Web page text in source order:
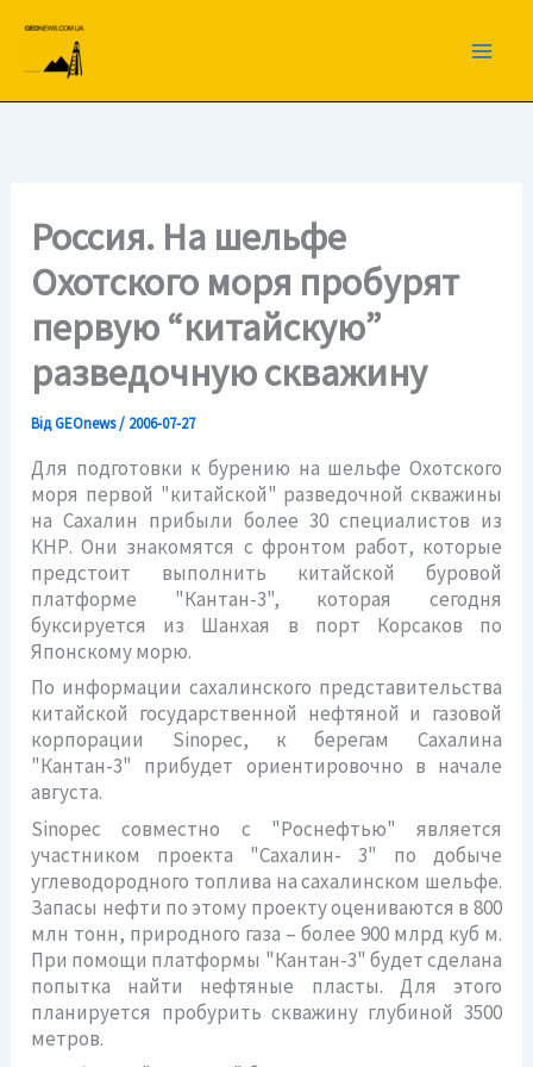
вмісту
Россия. На шельфе
Охотского моря пробурят
первую “китайскую”
разведочную скважину
ВідGEOnews/ 2006-07-27
Для подготовки к бурению на шельфе Охотского
моря первой "китайской" разведочной скважины
на Сахалин прибыли более 30 специалистов из
КНР. Они знакомятся с фронтом работ, которые
предстоит выполнить китайской буровой
платформе "Кантан-3", которая сегодня
буксируется из Шанхая в порт Корсаков по
Японскому морю.
По информации сахалинского представительства
китайской государственной нефтяной и газовой
корпорации Sinopec, к берегам Сахалина
"Кантан-3" прибудет ориентировочно в начале
августа.
Sinopec совместно с "Роснефтью" является
участником проекта "Сахалин- 3" по добыче
углеводородного топлива на сахалинском шельфе.
Запасы нефти по этому проекту оцениваются в 800
млн тонн, природного газа – более 900 млрд куб м.
При помощи платформы "Кантан-3" будет сделана
попытка найти нефтяные пласты. Для этого
планируется пробурить скважину глубиной 3500
метров.